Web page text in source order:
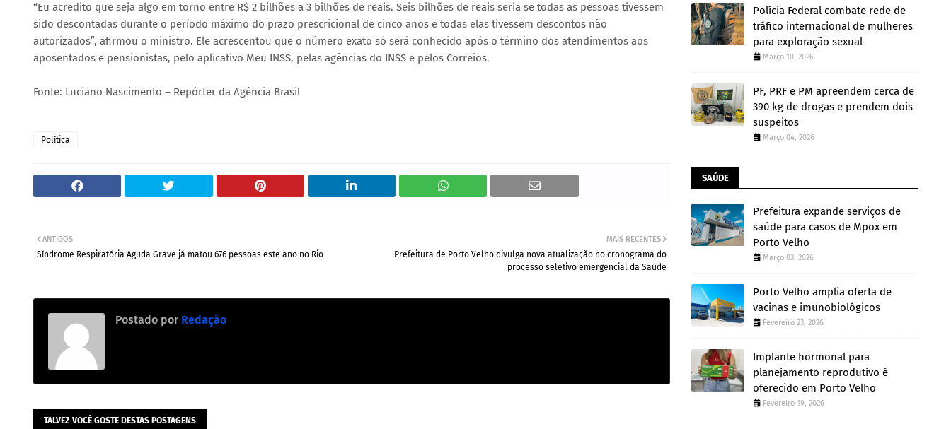
“Eu acredito que seja algo em torno entre R$ 2 bilhões a 3 bilhões de reais. Seis bilhões de reais seria se todas as pessoas tivessem
sido descontadas durante o período máximo do prazo prescricional de cinco anos e todas elas tivessem descontos não
autorizados”, afirmou o ministro. Ele acrescentou que o número exato só será conhecido após o término dos atendimentos aos
aposentados e pensionistas, pelo aplicativo Meu INSS, pelas agências do INSS e pelos Correios.
Fonte: Luciano Nascimento – Repórter da Agência Brasil
Política
MAIS RECENTES
Prefeitura de Porto Velho divulga nova atualização no cronograma do
processo seletivo emergencial da Saúde
ANTIGOS
Síndrome Respiratória Aguda Grave já matou 676 pessoas este ano no Rio
Postado por Redação
TALVEZ VOCÊ GOSTE DESTAS POSTAGENS
Polícia Federal combate rede de
tráfico internacional de mulheres
para exploração sexual
Março 10, 2026
PF, PRF e PM apreendem cerca de
390 kg de drogas e prendem dois
suspeitos
Março 04, 2026
SAÚDE
Prefeitura expande serviços de
saúde para casos de Mpox em
Porto Velho
Março 03, 2026
Porto Velho amplia oferta de
vacinas e imunobiológicos
Fevereiro 23, 2026
Implante hormonal para
planejamento reprodutivo é
oferecido em Porto Velho
Fevereiro 19, 2026